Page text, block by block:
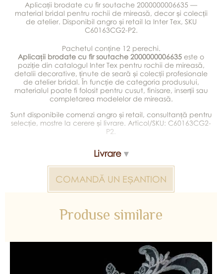
Aplicații brodate cu fir soutache 2000000006635 —
material bridal pentru rochii de mireasă, decor și colecții
de atelier. Disponibil angro și retail la Inter Tex, SKU
C60163CG2-P2.
Pachetul conține 12 perechi.
Aplicații brodate cu fir soutache 2000000006635 este o
poziție din catalogul Inter Tex pentru rochii de mireasă,
detalii decorative, ținute de seară și colecții profesionale
de atelier bridal. În funcție de categoria produsului,
materialul poate fi folosit pentru cusut, finisare, inserții sau
completarea modelelor de mireasă.
Sunt disponibile comenzi angro și retail, consultanță pentru
selecție, mostre la cerere și livrare. Articol/SKU: C60163CG2-
P2.
Livrare
COMANDĂ UN EȘANTION
Produse similare